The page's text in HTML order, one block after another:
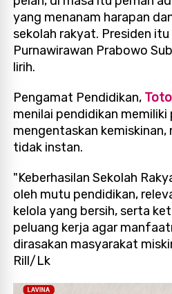
yang menanam harapan
sekolah rakyat. Presiden
Purnawirawan Prabowo
lirih.
Pengamat Pendidikan,
menilai pendidikan
mengentaskan kemiskinan,
tidak instan.
"Keberhasilan Sekolah
oleh mutu pendidikan,
kelola yang bersih, serta
peluang kerja agar
dirasakan masyarakat
Rill/Lk